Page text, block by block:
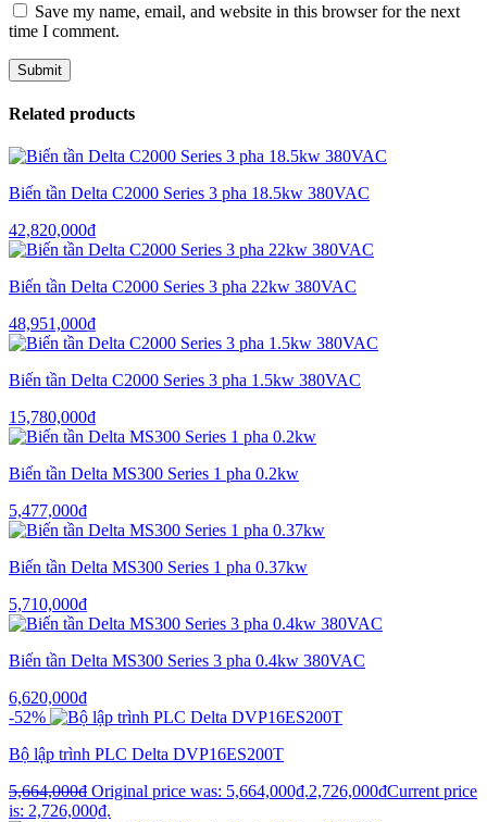
Save my name, email, and website in this browser for the next
time I comment.
Related products
Biến tần Delta C2000 Series 3 pha 18.5kw 380VAC
42,820,000₫
Biến tần Delta C2000 Series 3 pha 22kw 380VAC
48,951,000₫
Biến tần Delta C2000 Series 3 pha 1.5kw 380VAC
15,780,000₫
Biến tần Delta MS300 Series 1 pha 0.2kw
5,477,000₫
Biến tần Delta MS300 Series 1 pha 0.37kw
5,710,000₫
Biến tần Delta MS300 Series 3 pha 0.4kw 380VAC
6,620,000₫
-52%
Bộ lập trình PLC Delta DVP16ES200T
5,664,000₫ Original price was: 5,664,000₫.2,726,000₫Current price
is: 2,726,000₫.